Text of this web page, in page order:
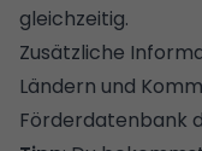
gleichzeitig.
Zusätzliche
Ländern und
Förderdatenbank